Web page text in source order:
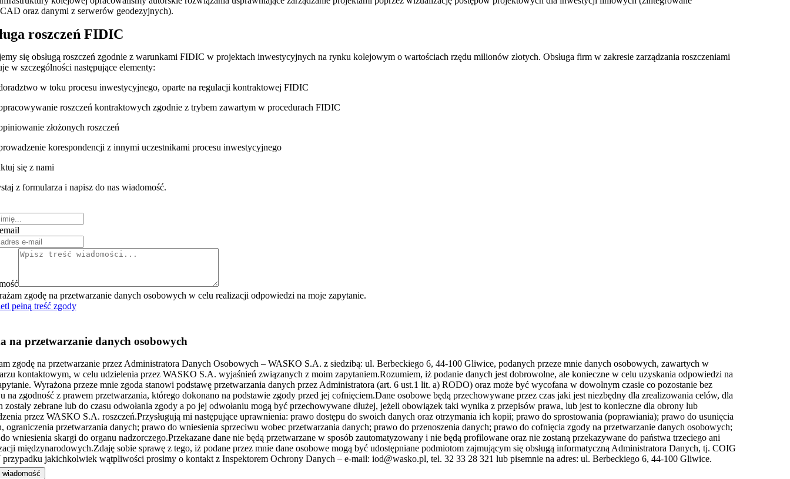
oraz danymi z serwerów geodezyjnych).
roszczeń FIDIC
się obsługą roszczeń zgodnie z warunkami FIDIC w projektach inwestycyjnych na rynku kolejowym o wartościach rzędu milionów złotych. Obsługa firm w zakresie zarządzania roszczeniami
w szczególności następujące elementy:
w toku procesu inwestycyjnego, oparte na regulacji kontraktowej FIDIC
roszczeń kontraktowych zgodnie z trybem zawartym w procedurach FIDIC
złożonych roszczeń
korespondencji z innymi uczestnikami procesu inwestycyjnego
się z nami
z formularza i napisz do nas wiadomość.
zgodę na przetwarzanie danych osobowych w celu realizacji odpowiedzi na moje zapytanie.
pełną treść zgody
na przetwarzanie danych osobowych
zgodę na przetwarzanie przez Administratora Danych Osobowych – WASKO S.A. z siedzibą: ul. Berbeckiego 6, 44-100 Gliwice, podanych przeze mnie danych osobowych, zawartych w
kontaktowym, w celu udzielenia przez WASKO S.A. wyjaśnień związanych z moim zapytaniem.Rozumiem, iż podanie danych jest dobrowolne, ale konieczne w celu uzyskania odpowiedzi na
Wyrażona przeze mnie zgoda stanowi podstawę przetwarzania danych przez Administratora (art. 6 ust.1 lit. a) RODO) oraz może być wycofana w dowolnym czasie co pozostanie bez
na zgodność z prawem przetwarzania, którego dokonano na podstawie zgody przed jej cofnięciem.Dane osobowe będą przechowywane przez czas jaki jest niezbędny dla zrealizowania celów, dla
zostały zebrane lub do czasu odwołania zgody a po jej odwołaniu mogą być przechowywane dłużej, jeżeli obowiązek taki wynika z przepisów prawa, lub jest to konieczne dla obrony lub
przez WASKO S.A. roszczeń.Przysługują mi następujące uprawnienia: prawo dostępu do swoich danych oraz otrzymania ich kopii; prawo do sprostowania (poprawiania); prawo do usunięcia
ograniczenia przetwarzania danych; prawo do wniesienia sprzeciwu wobec przetwarzania danych; prawo do przenoszenia danych; prawo do cofnięcia zgody na przetwarzanie danych osobowych;
wniesienia skargi do organu nadzorczego.Przekazane dane nie będą przetwarzane w sposób zautomatyzowany i nie będą profilowane oraz nie zostaną przekazywane do państwa trzeciego ani
międzynarodowych.Zdaję sobie sprawę z tego, iż podane przez mnie dane osobowe mogą być udostępniane podmiotom zajmującym się obsługą informatyczną Administratora Danych, tj. COIG
jakichkolwiek wątpliwości prosimy o kontakt z Inspektorem Ochrony Danych – e-mail: iod@wasko.pl, tel. 32 33 28 321 lub pisemnie na adres: ul. Berbeckiego 6, 44-100 Gliwice.